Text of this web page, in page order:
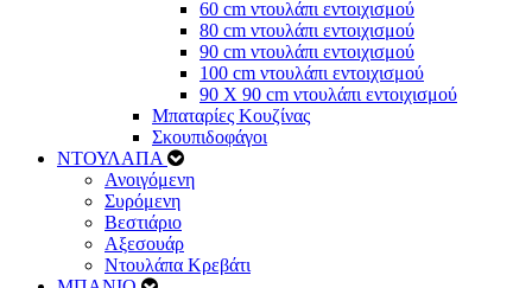
60 cm ντουλάπι εντοιχισμού
80 cm ντουλάπι εντοιχισμού
90 cm ντουλάπι εντοιχισμού
100 cm ντουλάπι εντοιχισμού
90 Χ 90 cm ντουλάπι εντοιχισμού
Μπαταρίες Κουζίνας
Σκουπιδοφάγοι
ΝΤΟΥΛΑΠΑ
Ανοιγόμενη
Συρόμενη
Βεστιάριο
Αξεσουάρ
Ντουλάπα Κρεβάτι